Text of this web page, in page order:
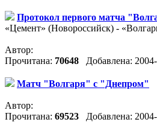
Протокол первого матча
«Цемент» (Новороссийск) -
Автор:
Прочитана: 70648 Добавлена:
Матч "Волгаря" с "Днепром"
Автор:
Прочитана: 69523 Добавлена: